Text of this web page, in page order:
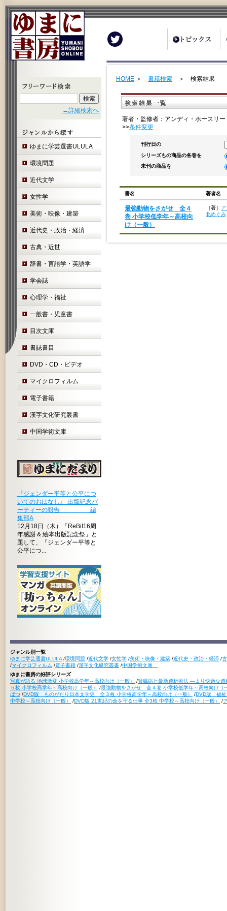
→詳細検索へ
ゆまに学芸選書ULULA
環境問題
近代文学
女性学
美術・映像・建築
近代史・政治・経済
古典・近世
辞書・言語学・英語学
学会誌
心理学・福祉
一般書・児童書
目次文庫
書誌書目
DVD・CD・ビデオ
マイクロフィルム
電子書籍
漢字文化研究叢書
中国学術文庫
『ジェンダー平等と公平につ
いてのおはなし』 出版記念パ
ーティーの報告 編
集部A
12月18日（木）「ReBit16周
年感謝 & 絵本出版記念祭」と
題して、『ジェンダー平等と
公平につ...
HOME ＞ 書籍検索 ＞ 検索結果
著者・監修者：アンディ・ホースリ
>>条件変更
刊行日の
シリーズもの商品の各巻を
未刊の商品を
書名 著者名
最強動物をさがせ 全４
巻 小学校低学年～高校向
け（一般）
［著］
北めぐみ
ジャンル別一覧
ゆまに学芸選書ULULA /環境問題 /近代文学 /女性学 /美術・映像・建築 /近代史・政治・経済 /
/マイクロフィルム /電子書籍 /漢字文化研究叢書 /中国学術文庫
ゆまに書房の好評シリーズ
写真が語る 地球激変 小学校高学年～高校向け（一般）
/腎臓病と最新透析療法 ―より快適な
５枚 小学校高学年～高校向け（一般）
/最強動物をさがせ 全４巻 小学校低学年～高校向け（
ばつ /DVD版 ものがたり日本文学史 全３枚 小学校高学年～高校向け（一般） /DVD版 福祉
中学校～高校向け（一般）
/DVD版 21世紀の命を守る仕事 全3枚 中学校～高校向け（一般） /